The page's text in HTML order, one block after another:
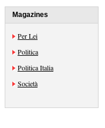
Magazines
Per Lei
Politica
Politica Italia
Società